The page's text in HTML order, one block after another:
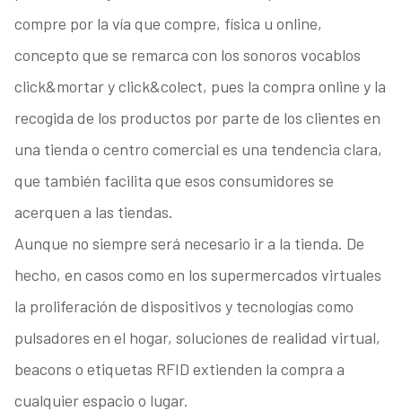
compre por la vía que compre, física u online,
concepto que se remarca con los sonoros vocablos
click&mortar y click&colect, pues la compra online y la
recogida de los productos por parte de los clientes en
una tienda o centro comercial es una tendencia clara,
que también facilita que esos consumidores se
acerquen a las tiendas.
Aunque no siempre será necesario ir a la tienda. De
hecho, en casos como en los supermercados virtuales
la proliferación de dispositivos y tecnologías como
pulsadores en el hogar, soluciones de realidad virtual,
beacons o etiquetas RFID extienden la compra a
cualquier espacio o lugar.